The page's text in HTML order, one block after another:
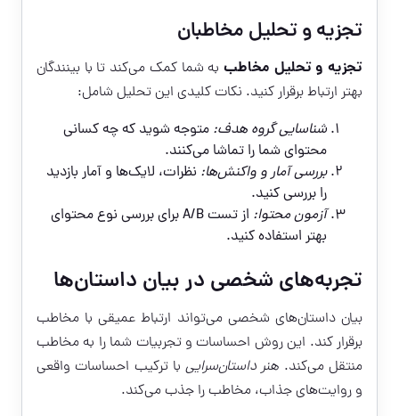
تجزیه و تحلیل مخاطبان
تجزیه و تحلیل مخاطب به شما کمک می‌کند تا با بینندگان
بهتر ارتباط برقرار کنید. نکات کلیدی این تحلیل شامل:
شناسایی گروه هدف: متوجه شوید که چه کسانی
محتوای شما را تماشا می‌کنند.
بررسی آمار و واکنش‌ها: نظرات، لایک‌ها و آمار بازدید
را بررسی کنید.
آزمون محتوا:
از تست A/B برای بررسی نوع محتوای
بهتر استفاده کنید.
تجربه‌های شخصی در بیان داستان‌ها
بیان داستان‌های شخصی می‌تواند ارتباط عمیقی با مخاطب
برقرار کند. این روش احساسات و تجربیات شما را به مخاطب
منتقل می‌کند. هنر داستان‌سراییبا ترکیب احساسات واقعی
و روایت‌های جذاب، مخاطب را جذب می‌کند.